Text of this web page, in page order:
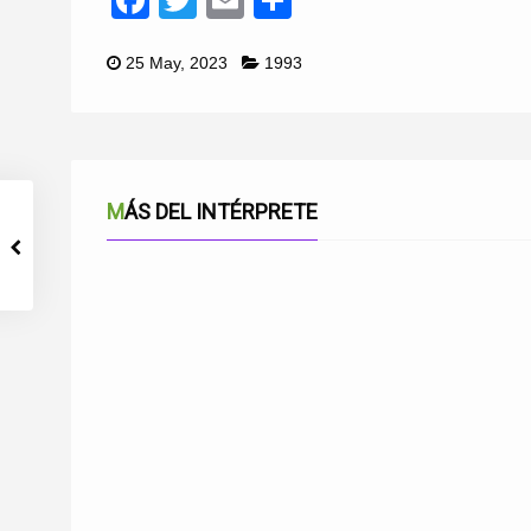
25 May, 2023 1993
MÁS DEL INTÉRPRETE
CON LÁGRIMAS DE SAL